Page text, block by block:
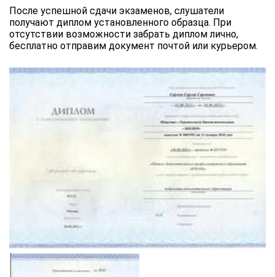
После успешной сдачи экзаменов, слушатели
получают диплом установленного образца. При
отсутствии возможности забрать диплом лично,
бесплатно отправим документ почтой или курьером.